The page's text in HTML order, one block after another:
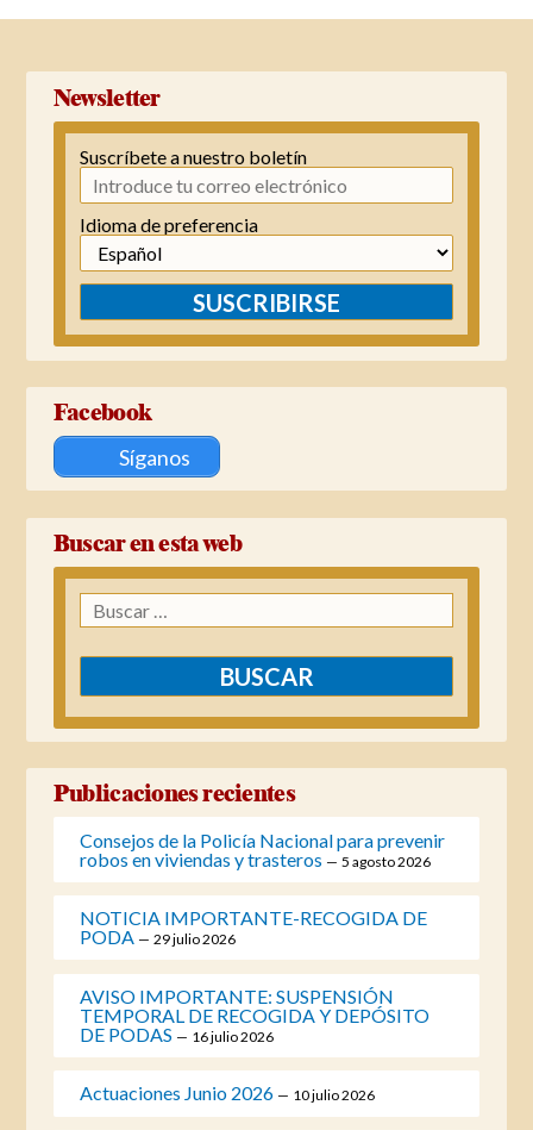
Newsletter
Suscríbete a nuestro boletín
Idioma de preferencia
SUSCRIBIRSE
Facebook
Síganos
Buscar en esta web
Buscar:
Publicaciones recientes
Consejos de la Policía Nacional para prevenir
robos en viviendas y trasteros
5 agosto 2026
NOTICIA IMPORTANTE-RECOGIDA DE
PODA
29 julio 2026
AVISO IMPORTANTE: SUSPENSIÓN
TEMPORAL DE RECOGIDA Y DEPÓSITO
DE PODAS
16 julio 2026
Actuaciones Junio 2026 10 julio 2026